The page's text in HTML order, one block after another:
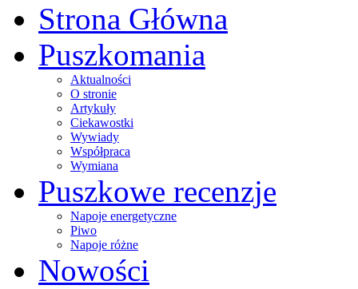
Strona Główna
Puszkomania
Aktualności
O stronie
Artykuły
Ciekawostki
Wywiady
Współpraca
Wymiana
Puszkowe recenzje
Napoje energetyczne
Piwo
Napoje różne
Nowości